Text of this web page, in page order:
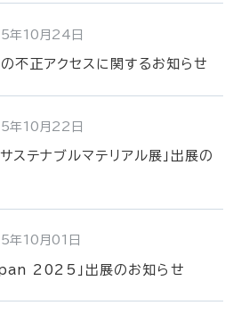
年10月24日
不正アクセスに関するお知らせ
年10月22日
ステナブルマテリアル展」出展の
年10月01日
2025」出展のお知らせ